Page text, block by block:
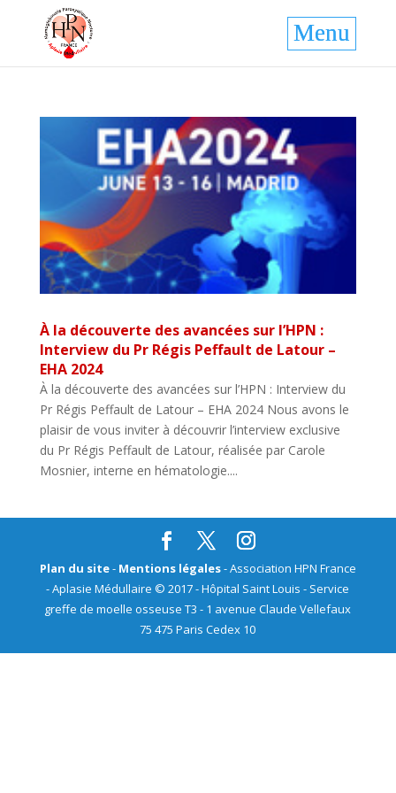
À la découverte des avancées sur l’HPN :
Interview du Pr Régis Peffault de Latour –
EHA 2024
À la découverte des avancées sur l’HPN : Interview du
Pr Régis Peffault de Latour – EHA 2024 Nous avons le
plaisir de vous inviter à découvrir l’interview exclusive
du Pr Régis Peffault de Latour, réalisée par Carole
Mosnier, interne en hématologie....
Plan du site- Mentions légales- Association HPN France
- Aplasie Médullaire © 2017 - Hôpital Saint Louis - Service
greffe de moelle osseuse T3 - 1 avenue Claude Vellefaux
75 475 Paris Cedex 10